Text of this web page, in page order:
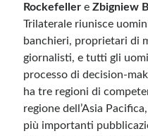
Rockefeller e Zbigniew
Trilaterale riunisce
banchieri, proprietari di
giornalisti, e tutti gli
processo di decision-
ha tre regioni di
regione dell’Asia
più importanti